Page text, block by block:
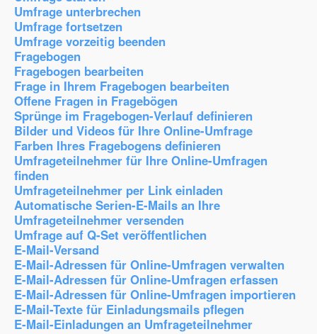
Umfrage unterbrechen
Umfrage fortsetzen
Umfrage vorzeitig beenden
Fragebogen
Fragebogen bearbeiten
Frage in Ihrem Fragebogen bearbeiten
Offene Fragen in Fragebögen
Sprünge im Fragebogen-Verlauf definieren
Bilder und Videos für Ihre Online-Umfrage
Farben Ihres Fragebogens definieren
Umfrageteilnehmer für Ihre Online-Umfragen
finden
Umfrageteilnehmer per Link einladen
Automatische Serien-E-Mails an Ihre
Umfrageteilnehmer versenden
Umfrage auf Q-Set veröffentlichen
E-Mail-Versand
E-Mail-Adressen für Online-Umfragen verwalten
E-Mail-Adressen für Online-Umfragen erfassen
E-Mail-Adressen für Online-Umfragen importieren
E-Mail-Texte für Einladungsmails pflegen
E-Mail-Einladungen an Umfrageteilnehmer